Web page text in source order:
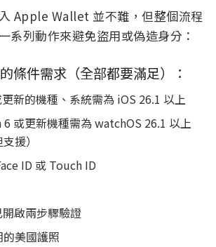
Apple Wallet 並不難，但整個流程
系列動作來避免盜用或偽造身分：
條件需求（全部都要滿足）：
新的機種、系統需為 iOS 26.1 以上
或更新機種需為 watchOS 26.1 以上
援）
ID 或 Touch ID
啟兩步驟驗證
美國護照